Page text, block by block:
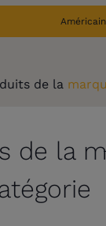
Américain
de la
de la